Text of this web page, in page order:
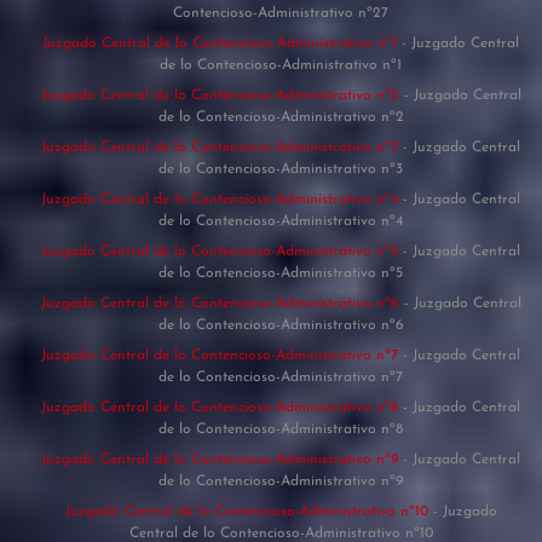
Contencioso-Administrativo nº27
Juzgado Central de lo Contencioso-Administrativo nº1 - Juzgado Central
de lo Contencioso-Administrativo nº1
Juzgado Central de lo Contencioso-Administrativo nº2 - Juzgado Central
de lo Contencioso-Administrativo nº2
Juzgado Central de lo Contencioso-Administrativo nº3 - Juzgado Central
de lo Contencioso-Administrativo nº3
Juzgado Central de lo Contencioso-Administrativo nº4 - Juzgado Central
de lo Contencioso-Administrativo nº4
Juzgado Central de lo Contencioso-Administrativo nº5 - Juzgado Central
de lo Contencioso-Administrativo nº5
Juzgado Central de lo Contencioso-Administrativo nº6 - Juzgado Central
de lo Contencioso-Administrativo nº6
Juzgado Central de lo Contencioso-Administrativo nº7 - Juzgado Central
de lo Contencioso-Administrativo nº7
Juzgado Central de lo Contencioso-Administrativo nº8 - Juzgado Central
de lo Contencioso-Administrativo nº8
Juzgado Central de lo Contencioso-Administrativo nº9 - Juzgado Central
de lo Contencioso-Administrativo nº9
Juzgado Central de lo Contencioso-Administrativo nº10 - Juzgado
Central de lo Contencioso-Administrativo nº10